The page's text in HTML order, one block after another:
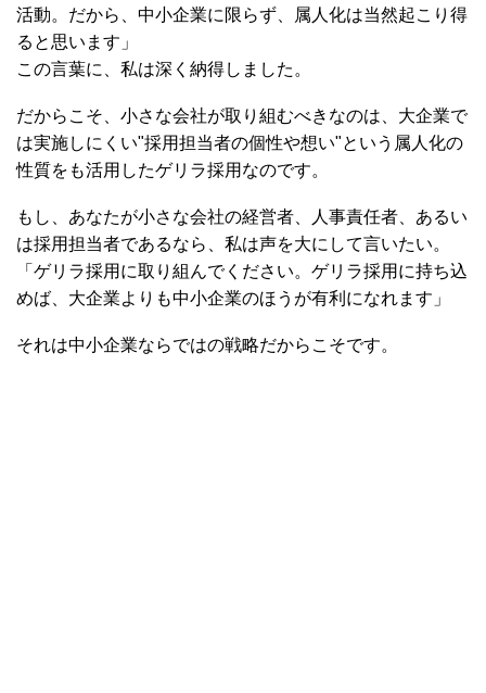
活動。だから、中小企業に限らず、属人化は当然起こり得
ると思います」
この言葉に、私は深く納得しました。
だからこそ、小さな会社が取り組むべきなのは、大企業で
は実施しにくい"採用担当者の個性や想い"という属人化の
性質をも活用したゲリラ採用なのです。
もし、あなたが小さな会社の経営者、人事責任者、あるい
は採用担当者であるなら、私は声を大にして言いたい。
「ゲリラ採用に取り組んでください。ゲリラ採用に持ち込
めば、大企業よりも中小企業のほうが有利になれます」
それは中小企業ならではの戦略だからこそです。